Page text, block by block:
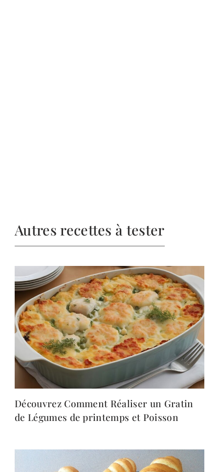
Autres recettes à tester
Découvrez Comment Réaliser un Gratin
de Légumes de printemps et Poisson